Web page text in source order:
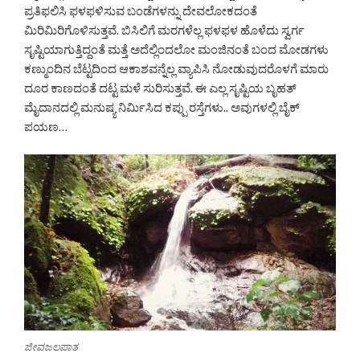
ಪ್ರತಿಫಲಿಸಿ ಫಳಫಳಿಸುವ ಬಂಡೆಗಳನ್ನು ದೇವಲೋಕದಂತೆ
ಮಿರಿಮಿರಿಗೊಳಿಸುತ್ತವೆ. ಬಿಸಿಲಿಗೆ ಮರಗಳೆಲ್ಲ ಫಳಫಳ ಹೊಳೆದು ಸ್ವರ್ಗ
ಸೃಷ್ಟಿಯಾಗುತ್ತಿದ್ದಂತೆ ಮತ್ತೆ ಅದೆಲ್ಲಿಂದಲೋ ಮಂಜಿನಂತೆ ಬಂದ ಮೋಡಗಳು
ಕಣ್ಮುಂದಿನ ಬೆಟ್ಟದಿಂದ ಆಕಾಶವನ್ನೆಲ್ಲ ವ್ಯಾಪಿಸಿ ನೋಡುವುದರೊಳಗೆ ಮಾರು
ದೂರ ಕಾಣದಂತೆ ದಟ್ಟ ಮಳೆ ಸುರಿಸುತ್ತವೆ. ಈ ಎಲ್ಲ ಸೃಷ್ಟಿಯ ಬೃಹತ್
ಮೈದಾನದಲ್ಲಿ ಮನುಷ್ಯ ನಿರ್ಮಿಸಿದ ಕಪ್ಪು ರಸ್ತೆಗಳು.. ಅವುಗಳಲ್ಲಿ ಬೈಕ್
ಪಯಣ…
ಜೀವಜಲಪಾತ